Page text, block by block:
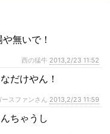
無いで！
西の猛牛 2013,2/23 11:52
だけやん！
スファンさん 2013,2/23 11:59
ちゃうし